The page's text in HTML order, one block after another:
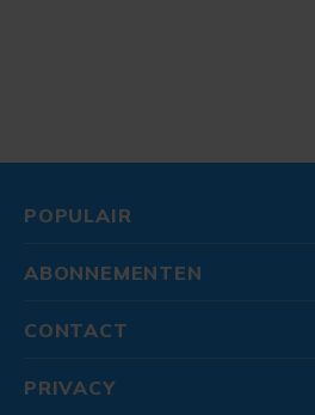
POPULAIR
ABONNEMENTEN
CONTACT
PRIVACY